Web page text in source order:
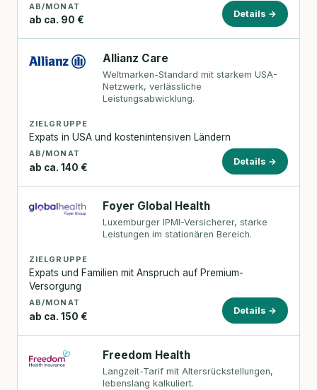
AB/MONAT
ab ca. 90 €
Details →
Allianz Care
Weltmarken-Standard mit starkem USA-
Netzwerk, verlässliche
Leistungsabwicklung.
ZIELGRUPPE
Expats in USA und kostenintensiven Ländern
AB/MONAT
ab ca. 140 €
Details →
Foyer Global Health
Luxemburger IPMI-Versicherer, starke
Leistungen im stationären Bereich.
ZIELGRUPPE
Expats und Familien mit Anspruch auf Premium-
Versorgung
AB/MONAT
ab ca. 150 €
Details →
Freedom Health
Langzeit-Tarif mit Altersrückstellungen,
lebenslang kalkuliert.